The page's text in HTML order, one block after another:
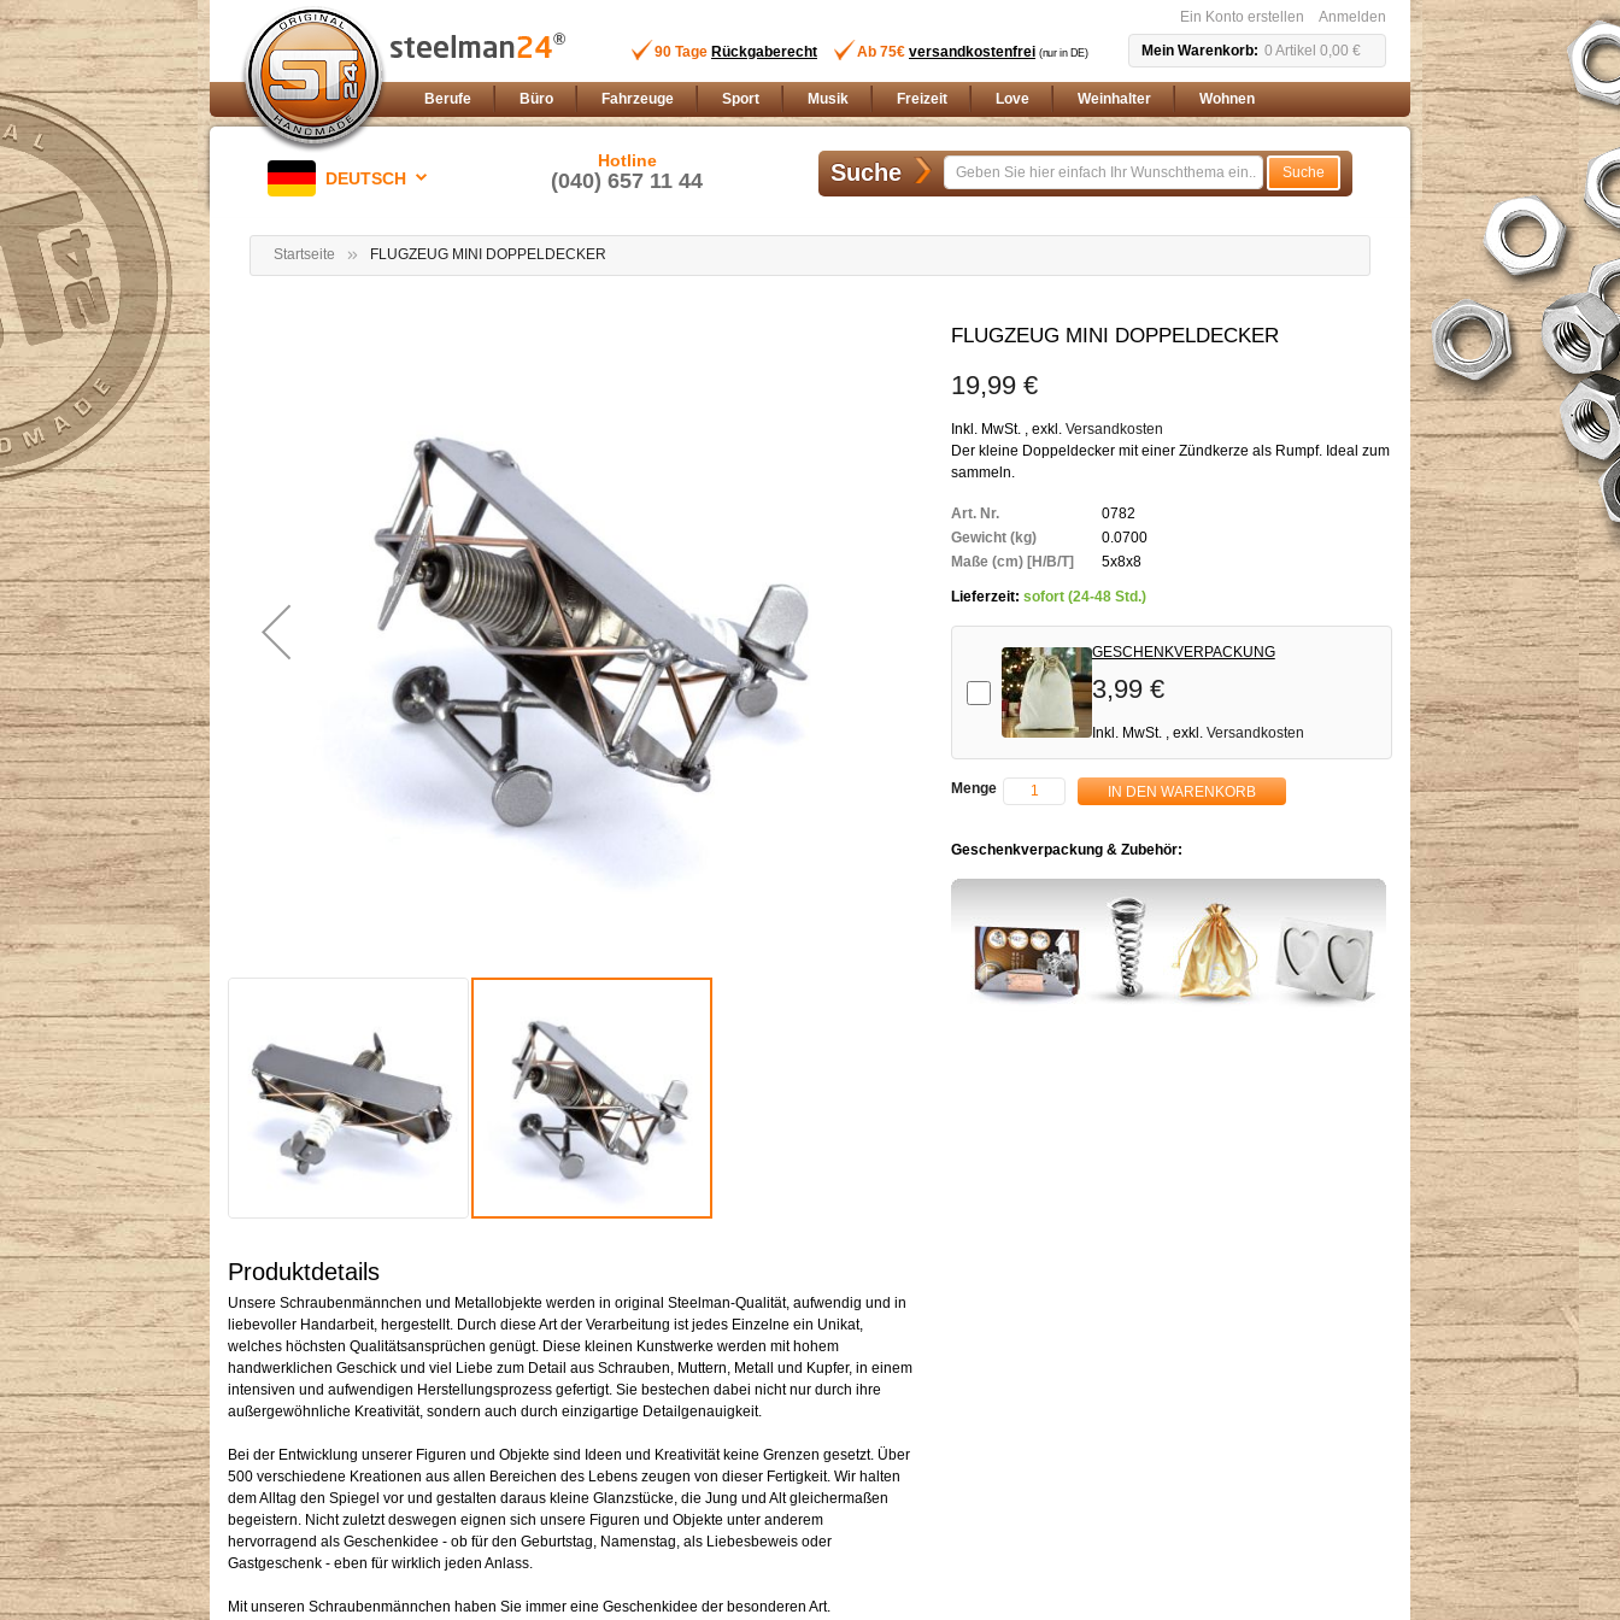
90 Tage Rückgaberecht Ab 75€ versandkostenfrei (nur in DE)
Anmelden
Ein Konto erstellen
Mein Warenkorb
0 Artikel 0,00 €
Berufe Büro Fahrzeuge Sport Musik Freizeit Love Weinhalter Wohnen
DEUTSCH
Hotline
(040) 657 11 44 Suche Suche
Startseite FLUGZEUG MINI DOPPELDECKER
FLUGZEUG MINI DOPPELDECKER
19,99 €
Inkl. MwSt. , exkl. Versandkosten
Der kleine Doppeldecker mit einer Zündkerze als Rumpf. Ideal zum
sammeln.
Weitere
Informationen
Art. Nr.
0782
Gewicht (kg)
0.0700
Maße (cm) [H/B/T]
5x8x8
Lieferzeit: sofort (24-48 Std.)
Add-on
GESCHENKVERPACKUNG
3,99 €
Inkl. MwSt. , exkl. Versandkosten
Menge IN DEN WARENKORB
Geschenkverpackung & Zubehör:
springen
Produktdetails
Unsere Schraubenmännchen und Metallobjekte werden in original Steelman-Qualität, aufwendig und in
liebevoller Handarbeit, hergestellt. Durch diese Art der Verarbeitung ist jedes Einzelne ein Unikat,
welches höchsten Qualitätsansprüchen genügt. Diese kleinen Kunstwerke werden mit hohem
handwerklichen Geschick und viel Liebe zum Detail aus Schrauben, Muttern, Metall und Kupfer, in einem
intensiven und aufwendigen Herstellungsprozess gefertigt. Sie bestechen dabei nicht nur durch ihre
außergewöhnliche Kreativität, sondern auch durch einzigartige Detailgenauigkeit.
Bei der Entwicklung unserer Figuren und Objekte sind Ideen und Kreativität keine Grenzen gesetzt. Über
500 verschiedene Kreationen aus allen Bereichen des Lebens zeugen von dieser Fertigkeit. Wir halten
dem Alltag den Spiegel vor und gestalten daraus kleine Glanzstücke, die Jung und Alt gleichermaßen
begeistern. Nicht zuletzt deswegen eignen sich unsere Figuren und Objekte unter anderem
hervorragend als Geschenkidee - ob für den Geburtstag, Namenstag, als Liebesbeweis oder
Gastgeschenk - eben für wirklich jeden Anlass.
Mit unseren Schraubenmännchen haben Sie immer eine Geschenkidee der besonderen Art.